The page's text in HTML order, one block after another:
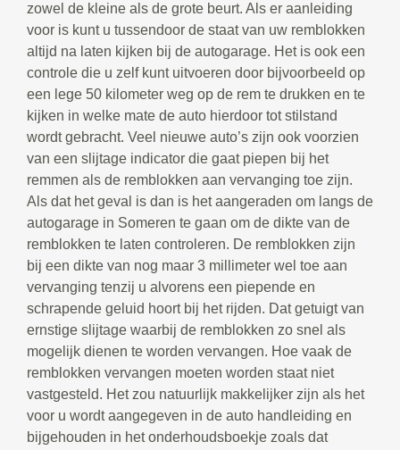
zowel de kleine als de grote beurt. Als er aanleiding
voor is kunt u tussendoor de staat van uw remblokken
altijd na laten kijken bij de autogarage. Het is ook een
controle die u zelf kunt uitvoeren door bijvoorbeeld op
een lege 50 kilometer weg op de rem te drukken en te
kijken in welke mate de auto hierdoor tot stilstand
wordt gebracht. Veel nieuwe auto’s zijn ook voorzien
van een slijtage indicator die gaat piepen bij het
remmen als de remblokken aan vervanging toe zijn.
Als dat het geval is dan is het aangeraden om langs de
autogarage in Someren te gaan om de dikte van de
remblokken te laten controleren. De remblokken zijn
bij een dikte van nog maar 3 millimeter wel toe aan
vervanging tenzij u alvorens een piepende en
schrapende geluid hoort bij het rijden. Dat getuigt van
ernstige slijtage waarbij de remblokken zo snel als
mogelijk dienen te worden vervangen. Hoe vaak de
remblokken vervangen moeten worden staat niet
vastgesteld. Het zou natuurlijk makkelijker zijn als het
voor u wordt aangegeven in de auto handleiding en
bijgehouden in het onderhoudsboekje zoals dat